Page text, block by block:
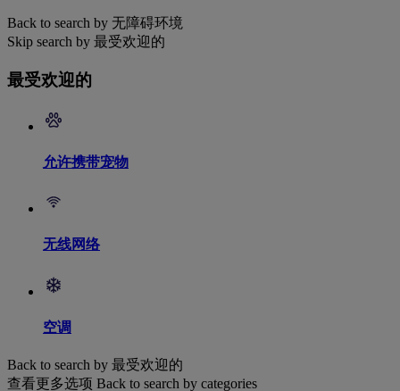
Back to search by 无障碍环境
Skip search by 最受欢迎的
最受欢迎的
允许携带宠物
无线网络
空调
Back to search by 最受欢迎的
查看更多选项 Back to search by categories